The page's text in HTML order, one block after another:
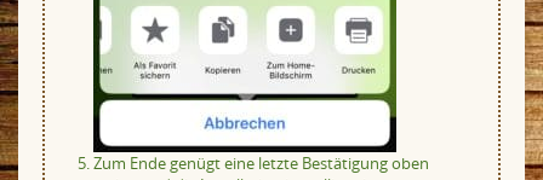
Zum Ende genügt eine letzte Bestätigung oben